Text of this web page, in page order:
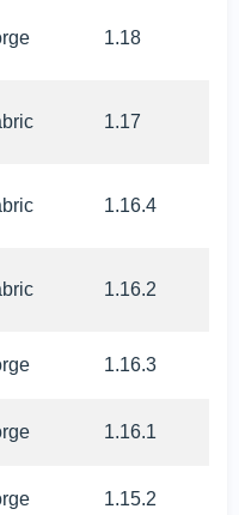
1.18
1.17
1.16.4
1.16.2
1.16.3
1.16.1
1.15.2
cookie